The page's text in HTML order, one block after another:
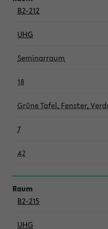
B2-212
UHG
Seminarraum
18
Grüne Tafel, Fenster,
7
42
B2-215
UHG